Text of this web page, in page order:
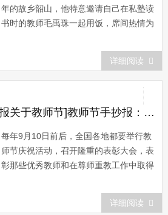
年的故乡韶山，他特意邀请自己在私塾读
书时的教师毛禹珠一起用饭，席间热情为
说：“主席敬酒，岂敢岂敢!”毛主席却笑盈
盈地回答：“敬老尊贤，应该应该!”
这幅教师节手抄报排版...
详细阅读
[关于教师节的手抄报关于教师节]教师节手抄报：教师节的庆祝活动
每年9月10日前后，全国各地都要举行教
师节庆祝活动，召开隆重的表彰大会，表
彰那些优秀教师和在尊师重教工作中取得
往一些在中小学慰问教师。各级政府、各
行各业以及广大学生都满怀热情地为教师
详细阅读